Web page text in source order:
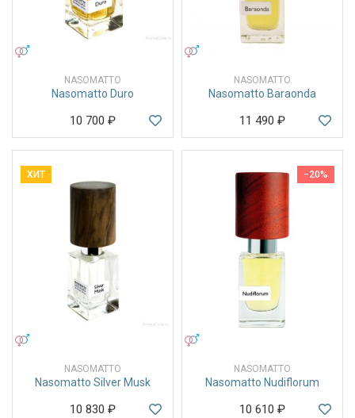
NASOMATTO
Nasomatto Duro
10 700 ₽
NASOMATTO
Nasomatto Baraonda
11 490 ₽
ХИТ
NASOMATTO
Nasomatto Silver Musk
10 830 ₽
−20%
NASOMATTO
Nasomatto Nudiflorum
10 610 ₽